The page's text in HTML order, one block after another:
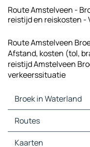
Route Amstelveen -
reistijd en reiskosten -
Route Amstelveen
Afstand, kosten (tol,
reistijd Amstelveen
verkeerssituatie
Broek in Waterland
Broek in Waterland
Broek in Waterland
Broek in Waterland
Routes
Routes Broek in
Kaarten